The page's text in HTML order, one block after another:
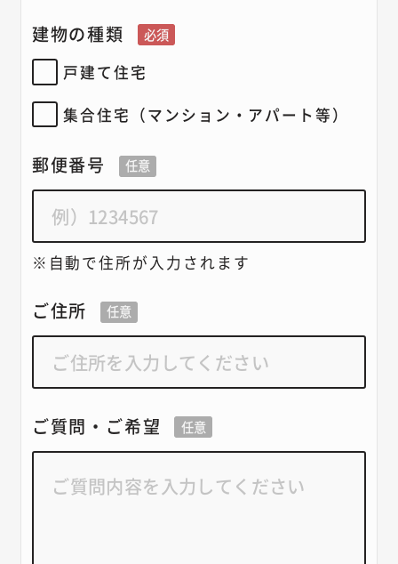
建物の種類 必須
戸建て住宅
集合住宅（マンション・アパート等）
郵便番号 任意
自動で住所が入力されます
ご住所 任意
ご質問・ご希望 任意